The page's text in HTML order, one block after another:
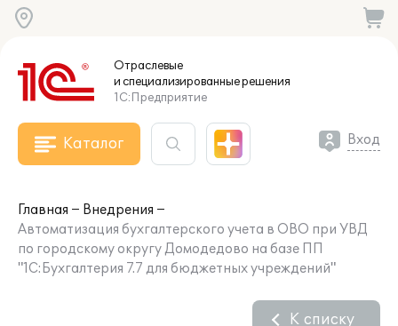
Отраслевые
и специализированныерешения
1С:Предприятие
Каталог Вход
Главная
Внедрения
Автоматизация бухгалтерского учета в ОВО при УВД
по городскому округу Домодедово на базе ПП
"1С:Бухгалтерия 7.7 для бюджетных учреждений"
К списку